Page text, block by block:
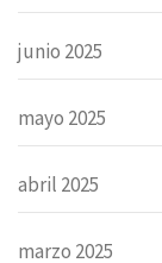
junio 2025
mayo 2025
abril 2025
marzo 2025